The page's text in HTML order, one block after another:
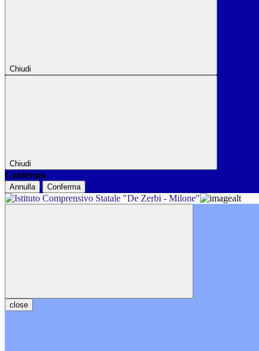
Chiudi
Chiudi
Conferma
Annulla Conferma
close